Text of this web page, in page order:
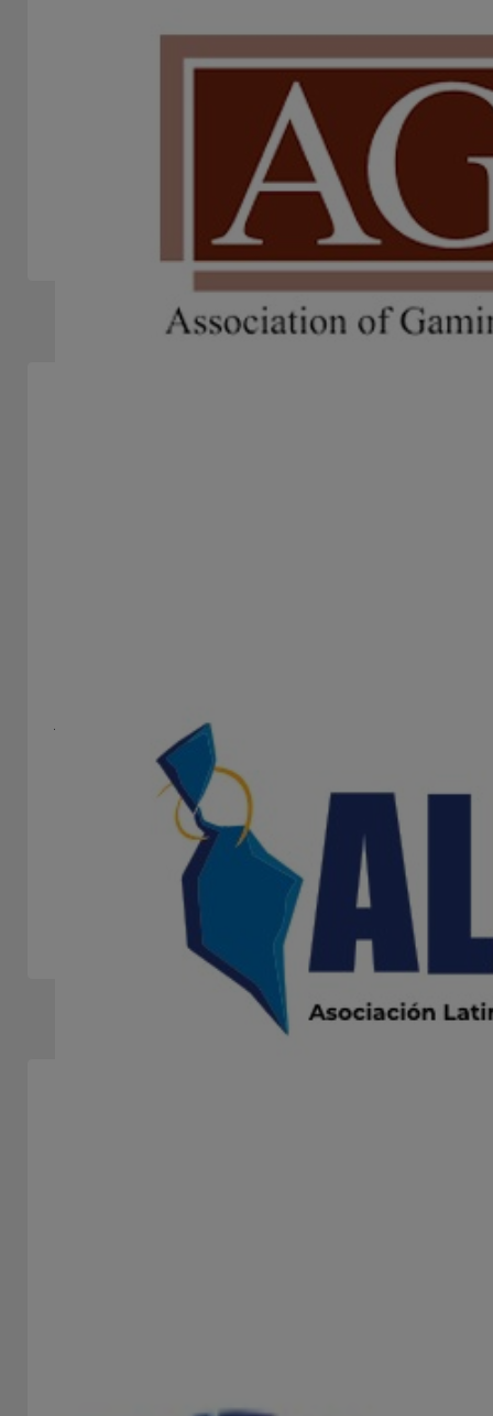
La Association of Gaming Equipment Manufacturers
(AGEM), con sede en Las Vegas, es una entidad sin fines
Asociación / Cámara / Federación / Fundación